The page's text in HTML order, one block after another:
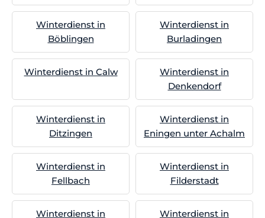
Winterdienst in
Böblingen
Winterdienst in
Burladingen
Winterdienst in Calw
Winterdienst in
Denkendorf
Winterdienst in
Ditzingen
Winterdienst in
Eningen unter Achalm
Winterdienst in
Fellbach
Winterdienst in
Filderstadt
Winterdienst in
Winterdienst in